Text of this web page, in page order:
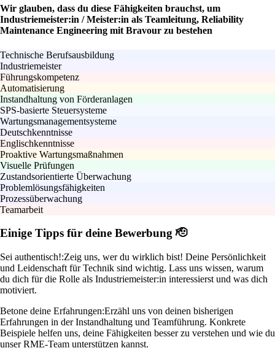
Wir glauben, dass du diese Fähigkeiten brauchst, um
Industriemeister:in / Meister:in als Teamleitung, Reliability
Maintenance Engineering mit Bravour zu bestehen
Technische Berufsausbildung
Industriemeister
Führungskompetenz
Automatisierung
Instandhaltung von Förderanlagen
SPS-basierte Steuersysteme
Wartungsmanagementsysteme
Deutschkenntnisse
Englischkenntnisse
Proaktive Wartungsmaßnahmen
Visuelle Prüfungen
Zustandsorientierte Überwachung
Problemlösungsfähigkeiten
Prozessüberwachung
Teamarbeit
Einige Tipps für deine Bewerbung 🫡
Sei authentisch!:Zeig uns, wer du wirklich bist! Deine Persönlichkeit
und Leidenschaft für Technik sind wichtig. Lass uns wissen, warum
du dich für die Rolle als Industriemeister:in interessierst und was dich
motiviert.
Betone deine Erfahrungen:Erzähl uns von deinen bisherigen
Erfahrungen in der Instandhaltung und Teamführung. Konkrete
Beispiele helfen uns, deine Fähigkeiten besser zu verstehen und wie du
unser RME-Team unterstützen kannst.